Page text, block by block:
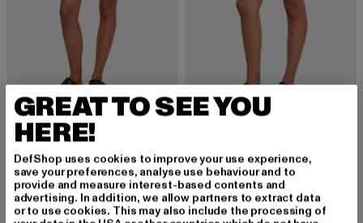
URBAN CLASSICS
14,10 EUR
Derzeitiger Preis: 14,10 EUR
29,99 EURAktionspreis: 29,99 EUR
URBAN CLASSICS
12,90 EUR
Derzeitiger Preis: 12,90 EUR
29,99 EURAktionspreis:
-55% -45%
GREAT TO SEE YOU
HERE!
DefShop uses cookies to improve your use experience,
save your preferences, analyse use behaviour and to
provide and measure interest-based contents and
advertising. In addition, we allow partners to extract data
or to use cookies. This may also include the processing of